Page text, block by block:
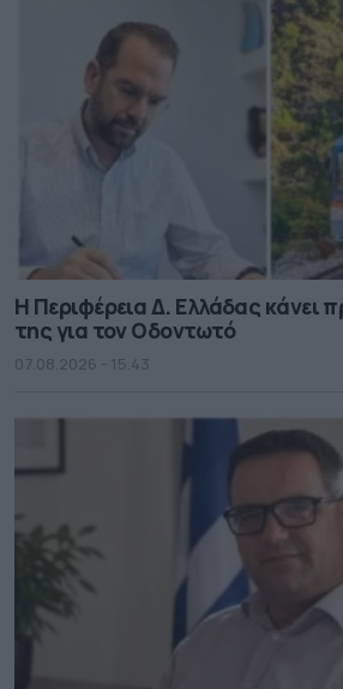
Η Περιφέρεια Δ. Ελλάδας κάνει
της για τον Οδοντωτό
07.08.2026 - 15.43